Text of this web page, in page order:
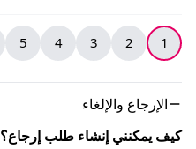
1
2
3
4
5
الإرجاع والإلغاء
كيف يمكنني إنشاء طلب إرجاع؟